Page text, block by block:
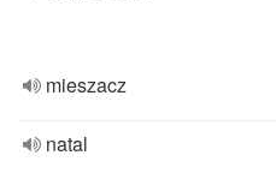
mieszacz
natal